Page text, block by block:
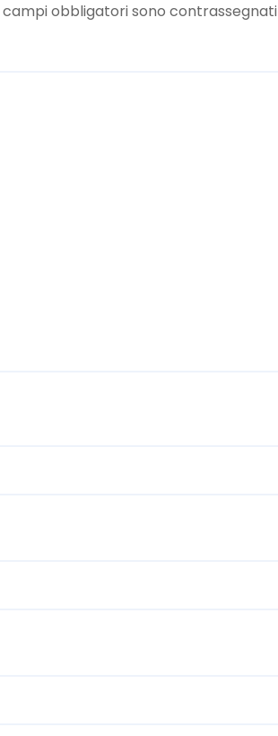
campi obbligatori sono contrassegnati